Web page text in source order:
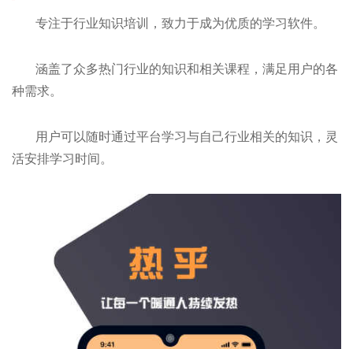
专注于行业知识培训，致力于成为优质的学习软件。
涵盖了众多热门行业的知识和相关课程，满足用户的各
种需求。
用户可以随时通过平台学习与自己行业相关的知识，灵
活安排学习时间。